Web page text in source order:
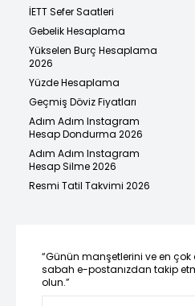
İETT Sefer Saatleri
Gebelik Hesaplama
Yükselen Burç Hesaplama
2026
Yüzde Hesaplama
Geçmiş Döviz Fiyatları
Adım Adım Instagram
Hesap Dondurma 2026
Adım Adım Instagram
Hesap Silme 2026
Resmi Tatil Takvimi 2026
“Günün manşetlerini ve en
sabah e-postanızdan takip
olun.”